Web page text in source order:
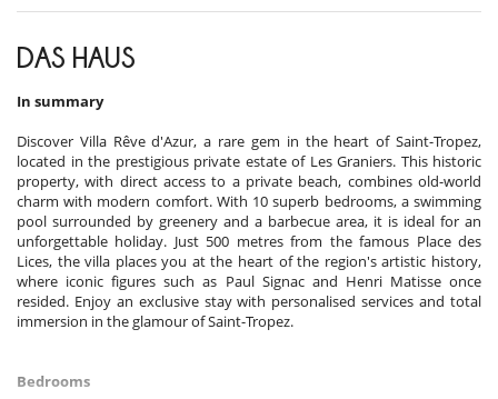
DAS HAUS
In summary
Discover Villa Rêve d'Azur, a rare gem in the heart of Saint-Tropez,
located in the prestigious private estate of Les Graniers. This historic
property, with direct access to a private beach, combines old-world
charm with modern comfort. With 10 superb bedrooms, a swimming
pool surrounded by greenery and a barbecue area, it is ideal for an
unforgettable holiday. Just 500 metres from the famous Place des
Lices, the villa places you at the heart of the region's artistic history,
where iconic figures such as Paul Signac and Henri Matisse once
resided. Enjoy an exclusive stay with personalised services and total
immersion in the glamour of Saint-Tropez.
Bedrooms